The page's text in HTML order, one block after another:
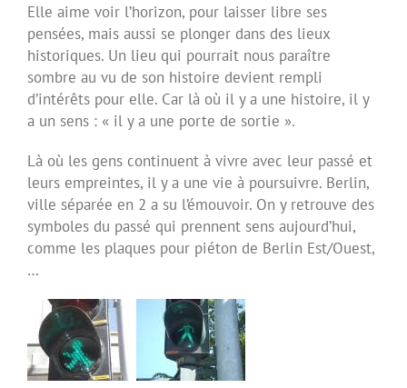
Elle aime voir l’horizon, pour laisser libre ses
pensées, mais aussi se plonger dans des lieux
historiques. Un lieu qui pourrait nous paraître
sombre au vu de son histoire devient rempli
d’intérêts pour elle. Car là où il y a une histoire, il y
a un sens : « il y a une porte de sortie ».
Là où les gens continuent à vivre avec leur passé et
leurs empreintes, il y a une vie à poursuivre. Berlin,
ville séparée en 2 a su l’émouvoir. On y retrouve des
symboles du passé qui prennent sens aujourd’hui,
comme les plaques pour piéton de Berlin Est/Ouest,
…